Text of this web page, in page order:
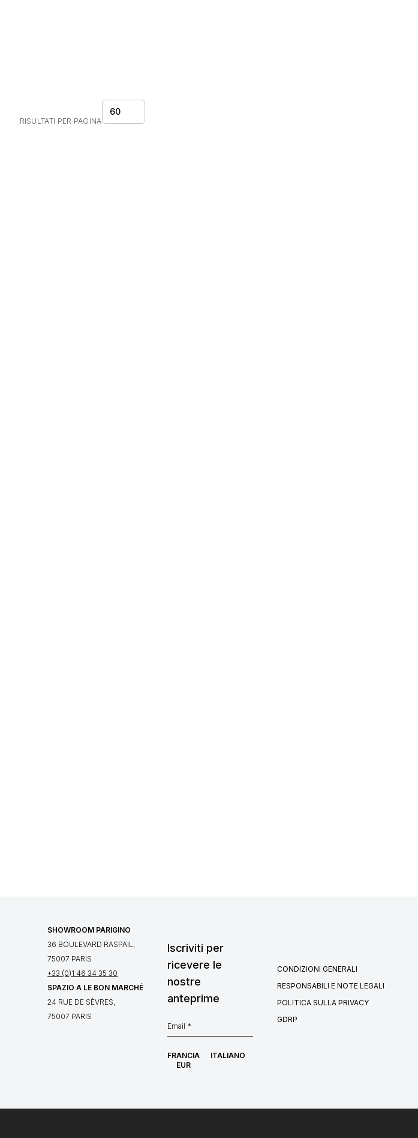
RISULTATI PER PAGINA
60
Iscriviti per
ricevere le
nostre
anteprime
CONDIZIONI GENERALI
RESPONSABILI E NOTE LEGALI
POLITICA SULLA PRIVACY
GDRP
SHOWROOM PARIGINO
36 BOULEVARD RASPAIL,
75007 PARIS
+33 (0)1 46 34 35 30
SPAZIO A LE BON MARCHÉ
24 RUE DE SÈVRES,
75007 PARIS
FRANCIA
ITALIANO
EUR